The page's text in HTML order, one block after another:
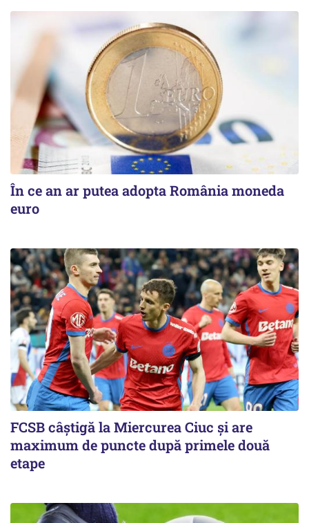
În ce an ar putea adopta România moneda
euro
FCSB câştigă la Miercurea Ciuc şi are
maximum de puncte după primele două
etape